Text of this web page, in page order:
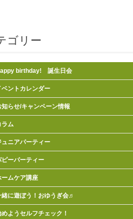
ゴリー
birthday! 誕生日会
ベントカレンダー
知らせ/キャンペーン情報
ラム
ュニアパーティー
ピーパーティー
ームケア講座
緒に遊ぼう！おゆうぎ会♬
めようセルフチェック！